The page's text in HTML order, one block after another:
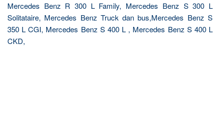
Mercedes Benz R 300 L Family, Mercedes Benz S 300 L
Solitataire, Mercedes Benz Truck dan bus,Mercedes Benz S
350 L CGI, Mercedes Benz S 400 L , Mercedes Benz S 400 L
CKD,